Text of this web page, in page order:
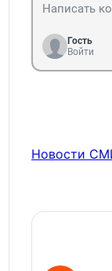
Гость
Войти
Новости